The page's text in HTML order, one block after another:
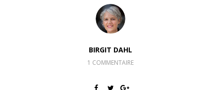
BIRGIT DAHL
1 COMMENTAIRE